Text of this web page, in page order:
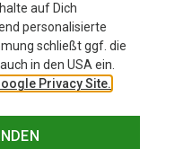
auf Dich
personalisierte
schließt ggf. die
in den USA ein.
Privacy Site.